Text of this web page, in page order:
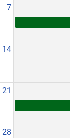
7
14
21
28